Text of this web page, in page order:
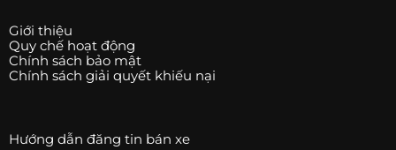
Giới thiệu
Quy chế hoạt động
Chính sách bảo mật
Chính sách giải quyết khiếu nại
Hướng dẫn đăng tin bán xe